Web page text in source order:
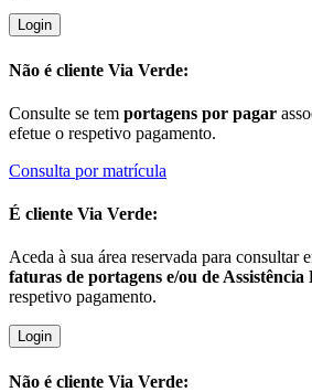
Login
Não é cliente Via Verde:
Consulte se tem portagens por pagar
efetue o respetivo pagamento.
Consulta por matrícula
É cliente Via Verde:
Aceda à sua área reservada para consultar
faturas de portagens e/ou de
respetivo pagamento.
Login
Não é cliente Via Verde: